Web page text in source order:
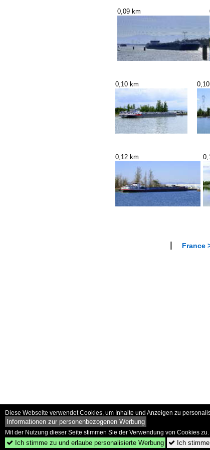
0,09 km
0,10 km
0,12 km
France
Diese Webseite verwendet Cookies, um Inhalte und Anzeigen zu
Informationen zur personenbezogenen Werbung
Mit der Nutzung dieser Seite stimmen Sie der Verwendung von Cookies zu.
 Ich stimme zu und erlaube personalisierte Werbung  Ich